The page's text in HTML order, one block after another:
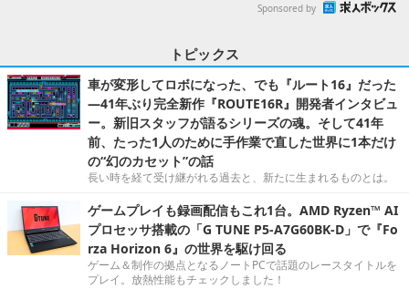
Sponsored by
トピックス
車が変形してロボになった、でも『ルート16』だった
―41年ぶり完全新作『ROUTE16R』開発者インタビュ
ー。新旧スタッフが語るシリーズの魂。そして41年
前、たった1人のために手作業で直した世界に1本だけ
の“幻のカセット”の話
長い時を経て受け継がれる過去と、新たに生まれるものとは。
ゲームプレイも録画配信もこれ1台。AMD Ryzen™ AI
プロセッサ搭載の「G TUNE P5-A7G60BK-D」で『Fo
rza Horizon 6』の世界を駆け回る
ゲーム＆制作の拠点となるノートPCで話題のレースタイトルを
プレイ。放熱性能もチェックしました！